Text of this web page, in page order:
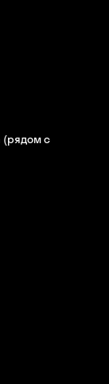
(рядом с